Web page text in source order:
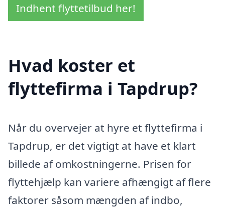
Indhent flyttetilbud her!
Hvad koster et
flyttefirma i Tapdrup?
Når du overvejer at hyre et flyttefirma i
Tapdrup, er det vigtigt at have et klart
billede af omkostningerne. Prisen for
flyttehjælp kan variere afhængigt af flere
faktorer såsom mængden af indbo,